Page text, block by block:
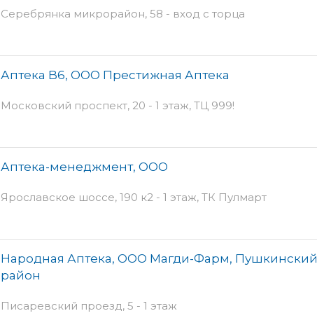
Серебрянка микрорайон, 58 - вход с торца
Аптека B6, ООО Престижная Аптека
Московский проспект, 20 - 1 этаж, ТЦ 999!
Аптека-менеджмент, ООО
Ярославское шоссе, 190 к2 - 1 этаж, ТК Пулмарт
Народная Аптека, ООО Магди-Фарм, Пушкинский
район
Писаревский проезд, 5 - 1 этаж